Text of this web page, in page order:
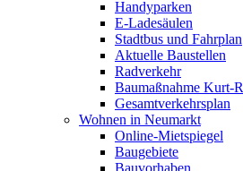
Handyparken
E-Ladesäulen
Stadtbus und Fahrplan
Aktuelle Baustellen
Radverkehr
Baumaßnahme Kurt-
Gesamtverkehrsplan
Wohnen in Neumarkt
Online-Mietspiegel
Baugebiete
Bauvorhaben